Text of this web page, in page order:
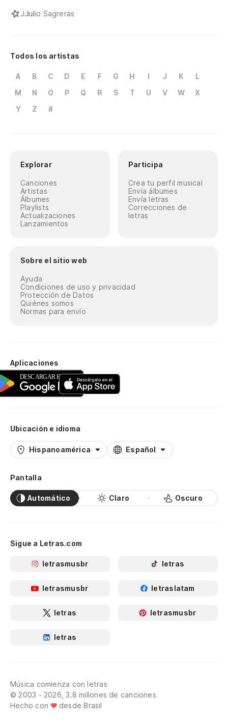
JJulio Sagreras
Todos los artistas
A B C D E F G H I J K
L
M
N O P Q R S T U V W
X
Y
Z #
Explorar
Canciones
Artistas
Álbumes
Playlists
Actualizaciones
Lanzamientos
Participa
Crea tu perfil musical
Envía álbumes
Envía letras
Correcciones de
letras
Sobre el sitio web
Ayuda
Condiciones de uso y privacidad
Protección de Datos
Quiénes somos
Normas para envío
Aplicaciones
Ubicación e idioma
Hispanoamérica Español
Pantalla
Automático Claro Oscuro
Sigue a Letras.com
letrasmusbr letras
letrasmusbr letraslatam
letras letrasmusbr
letras
Música comienza con letras
© 2003 - 2026, 3.8 millones de canciones
Hecho con
desde Brasil